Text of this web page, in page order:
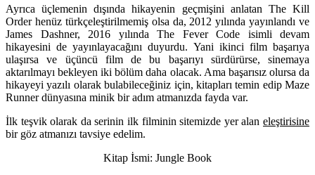
Ayrıca üçlemenin dışında hikayenin geçmişini anlatan The Kill
Order henüz türkçeleştirilmemiş olsa da, 2012 yılında yayınlandı ve
James Dashner, 2016 yılında The Fever Code isimli devam
hikayesini de yayınlayacağını duyurdu. Yani ikinci film başarıya
ulaşırsa ve üçüncü film de bu başarıyı sürdürürse, sinemaya
aktarılmayı bekleyen iki bölüm daha olacak. Ama başarısız olursa da
hikayeyi yazılı olarak bulabileceğiniz için, kitapları temin edip Maze
Runner dünyasına minik bir adım atmanızda fayda var.
İlk teşvik olarak da serinin ilk filminin sitemizde yer alan eleştirisine
bir göz atmanızı tavsiye edelim.
Kitap İsmi: Jungle Book